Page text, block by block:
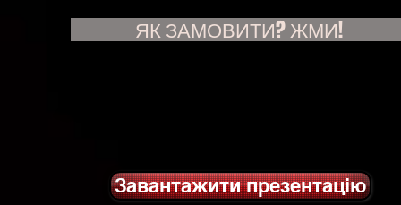
ЯК ЗАМОВИТИ? ЖМИ!
Завантажити презентацію